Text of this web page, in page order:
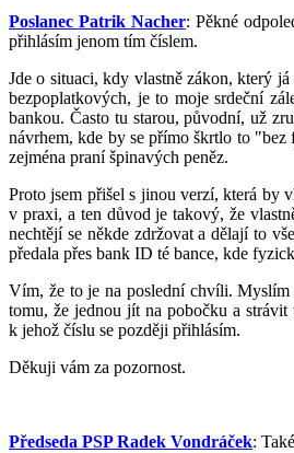
Poslanec Patrik Nacher: Pěkné
přihlásím jenom tím číslem.
Jde o situaci, kdy vlastně zákon, který
bezpoplatkových, je to moje srdeční
bankou. Často tu starou, původní, už
návrhem, kde by se přímo škrtlo to "bez
zejména praní špinavých peněz.
Proto jsem přišel s jinou verzí, která by
v praxi, a ten důvod je takový, že
nechtějí se někde zdržovat a dělají to
předala přes bank ID té bance, kde
Vím, že to je na poslední chvíli. Myslím
tomu, že jednou jít na pobočku a
k jehož číslu se později přihlásím.
Děkuji vám za pozornost.
Předseda PSP Radek Vondráček: